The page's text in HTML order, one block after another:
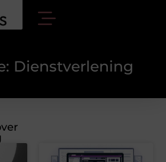
Dienstverlening